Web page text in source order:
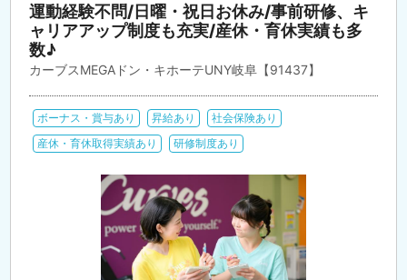
運動経験不問/日曜・祝日お休み/事前研修、キ
ャリアアップ制度も充実/産休・育休実績も多
数♪
カーブスMEGAドン・キホーテUNY岐阜【91437】
ボーナス・賞与あり 昇給あり
社会保険あり
産休・育休取得実績あり
研修制度あり